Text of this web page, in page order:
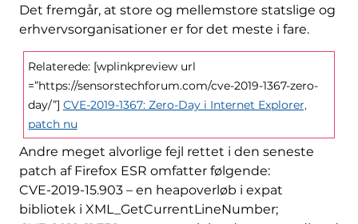
Det fremgår, at store og mellemstore statslige og
erhvervsorganisationer er for det meste i fare.
Relaterede: [wplinkpreview url
=”https://sensorstechforum.com/cve-2019-1367-zero-
day/”] CVE-2019-1367: Zero-Day i Internet Explorer,
patch nu
Andre meget alvorlige fejl rettet i den seneste
patch af Firefox ESR omfatter følgende:
CVE-2019-15.903 – en heapoverløb i expat
bibliotek i XML_GetCurrentLineNumber;